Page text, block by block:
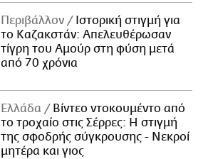
Περιβάλλον
Ιστορική στιγμή για
το Καζακστάν: Απελευθέρωσαν
τίγρη του Αμούρ στη φύση μετά
από 70 χρόνια
Ελλάδα
Βίντεο ντοκουμέντο από
το τροχαίο στις Σέρρες: Η στιγμή
της σφοδρής σύγκρουσης - Νεκροί
μητέρα και γιος